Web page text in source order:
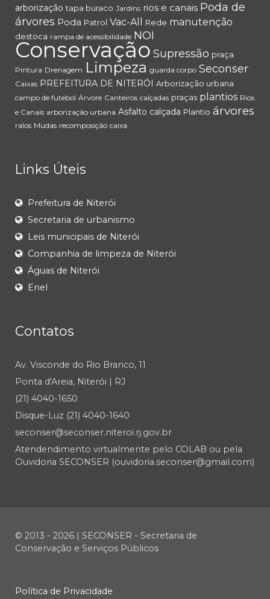
arborização tapa buraco Jardins rios e canais Poda de
árvores Poda Patrol Vac-All Rede manutenção
destoca rampa de acessibilidade NOI
Conservação Supressão praça
Pintura Drenagem Limpeza guarda corpo Seconser
Caixas PREFEITURA DE NITERÓI Arborização urbana
campo de futebol Árvore Canteiros calçadas praças plantios Rios
e Canais arborização urbana Asfalto calçada Plantio árvores
ralos Mudas recomposição caixa
Links Úteis
Prefeitura de Niterói
Secretaria de urbanismo
Leis municipais de Niterói
Companhia de limpeza de Niterói
Águas de Niterói
Enel
Contatos
Av. Visconde do Rio Branco, 11
Ponta d'Areia, Niterói | RJ
(21) 4040-1650
Disque-Luz (21) 4040-1640
seconser@seconser.niteroi.rj.gov.br
Atendendimento virtualmente pelo COLAB ou pela
Ouvidoria SECONSER (ouvidoria.seconser@gmail.com)
© 2013 - 2026 | SECONSER - Secretaria de
Conservação e Serviços Públicos
Política de Privacidade